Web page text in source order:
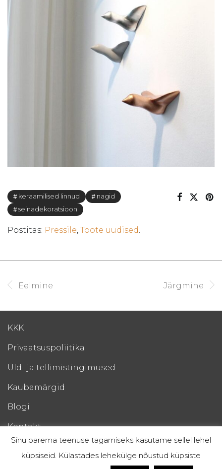
keraamilised linnud
nagid
seinadekoratsioon
Postitas: Pressile, Toote uudised.
Eelmine Järgmine
KKK
Privaatsuspoliitika
Üld- ja tellimistingimused
Kaubamärgid
Blogi
Kontakt
Esto Järelmaks
Sinu parema teenuse tagamiseks kasutame sellel lehel
küpsiseid. Külastades lehekülge nõustud küpsiste